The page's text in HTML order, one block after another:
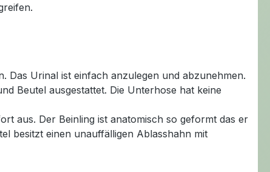
Das Urinal ist einfach anzulegen und abzunehmen.
Beutel ausgestattet. Die Unterhose hat keine
aus. Der Beinling ist anatomisch so geformt das er
besitzt einen unauffälligen Ablasshahn mit